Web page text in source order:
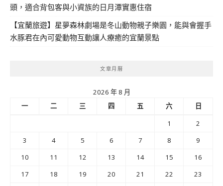
頭，適合背包客與小資族的日月潭實惠住宿
【宜蘭旅遊】星夢森林劇場是冬山動物親子樂園，能與會握手
水豚君在內可愛動物互動讓人療癒的宜蘭景點
文章月曆
2026 年 8 月
一
二 三 四 五 六
日
1
2
3
4 5 6 7 8
9
10
11 12 13 14 15
16
17
18 19 20 21 22
23